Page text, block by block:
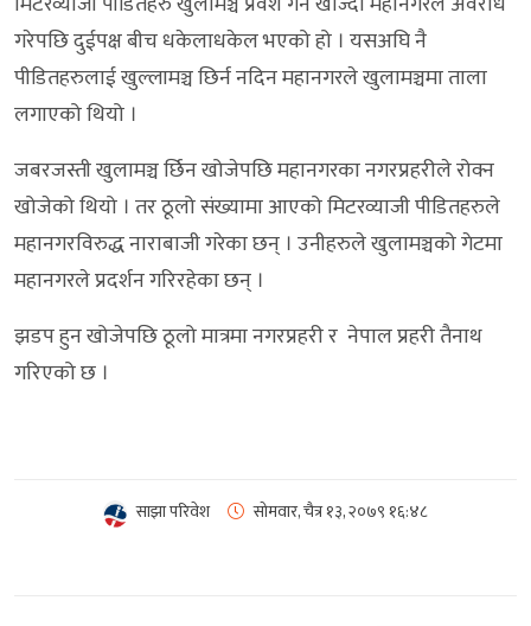
गरेपछि दुईपक्ष बीच धकेलाधकेल भएको हो । यसअघि नै
पीडितहरुलाई खुल्लामञ्च छिर्न नदिन महानगरले खुलामञ्चमा ताला
लगाएको थियो ।
जबरजस्ती खुलामञ्च र्छिन खोजेपछि महानगरका नगरप्रहरीले रोक्न
खोजेको थियो । तर ठूलो संख्यामा आएको मिटरव्याजी पीडितहरुले
महानगरविरुद्ध नाराबाजी गरेका छन् । उनीहरुले खुलामञ्चको गेटमा
महानगरले प्रदर्शन गरिरहेका छन् ।
झडप हुन खोजेपछि ठूलो मात्रमा नगरप्रहरी र नेपाल प्रहरी तैनाथ
गरिएको छ ।
साझा परिवेश सोमवार, चैत्र १३, २०७९ १६:४८